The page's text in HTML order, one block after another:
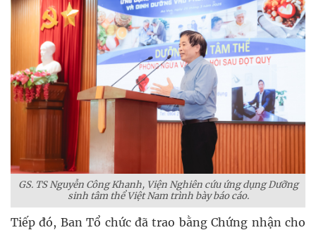
GS. TS Nguyễn Công Khanh, Viện Nghiên cứu ứng dụng Dưỡng
sinh tâm thể Việt Nam trình bày báo cáo.
Tiếp đó, Ban Tổ chức đã trao bằng Chứng nhận cho